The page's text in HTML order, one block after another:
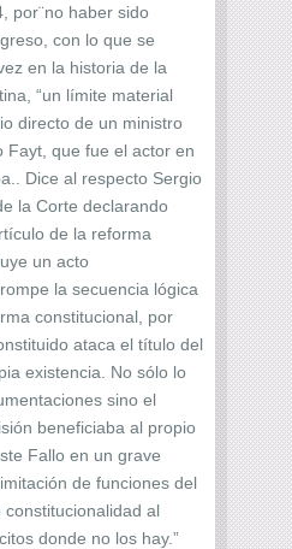
por¨no haber sido
con lo que se
en la historia de la
“un límite material
directo de un ministro
Fayt, que fue el actor en
Dice al respecto Sergio
la Corte declarando
de la reforma
un acto
la secuencia lógica
constitucional, por
ataca el título del
existencia. No sólo lo
sino el
beneficiaba al propio
Fallo en un grave
de funciones del
al
donde no los hay.”